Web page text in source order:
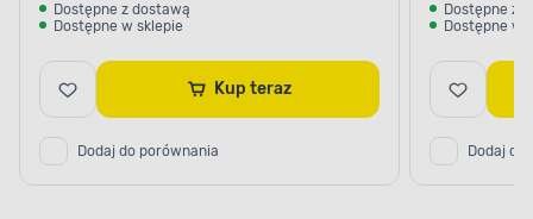
Dostępne z dostawą
Dostępne w sklepie
Kup teraz
Dodaj do porównania
Dostępne z
Dostępne w
Dodaj do